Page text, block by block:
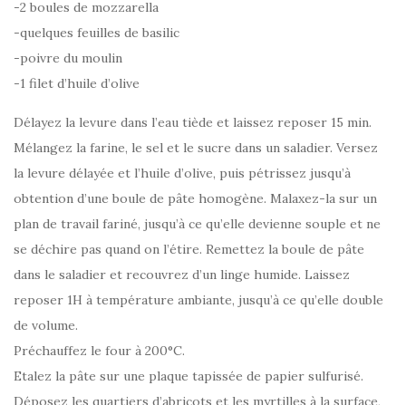
-2 boules de mozzarella
-quelques feuilles de basilic
-poivre du moulin
-1 filet d’huile d’olive
Délayez la levure dans l’eau tiède et laissez reposer 15 min.
Mélangez la farine, le sel et le sucre dans un saladier. Versez
la levure délayée et l’huile d’olive, puis pétrissez jusqu’à
obtention d’une boule de pâte homogène. Malaxez-la sur un
plan de travail fariné, jusqu’à ce qu’elle devienne souple et ne
se déchire pas quand on l’étire. Remettez la boule de pâte
dans le saladier et recouvrez d’un linge humide. Laissez
reposer 1H à température ambiante, jusqu’à ce qu’elle double
de volume.
Préchauffez le four à 200°C.
Etalez la pâte sur une plaque tapissée de papier sulfurisé.